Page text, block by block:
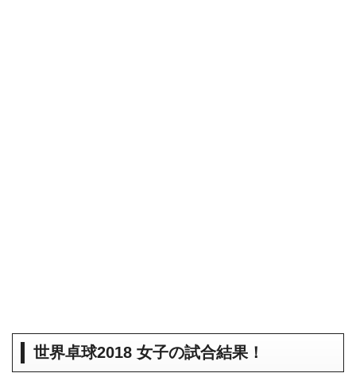
世界卓球2018 女子の試合結果！